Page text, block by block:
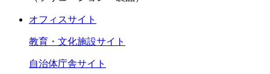
オフィスサイト
教育・文化施設サイト
自治体庁舎サイト